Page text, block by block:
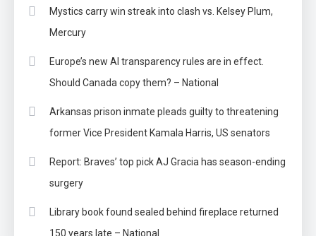
Mystics carry win streak into clash vs. Kelsey Plum,
Mercury
Europe’s new AI transparency rules are in effect.
Should Canada copy them? – National
Arkansas prison inmate pleads guilty to threatening
former Vice President Kamala Harris, US senators
Report: Braves’ top pick AJ Gracia has season-ending
surgery
Library book found sealed behind fireplace returned
150 years late – National